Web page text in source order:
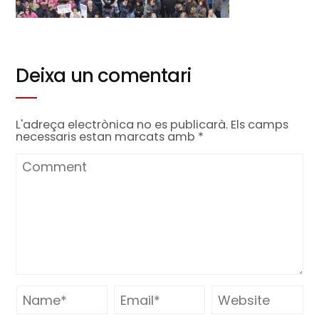
Deixa un comentari
L'adreça electrònica no es publicarà. Els camps
necessaris estan marcats amb *